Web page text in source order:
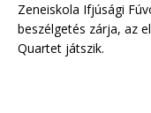
Zeneiskola Ifjúsági
beszélgetés zárja, az
Quartet játszik.